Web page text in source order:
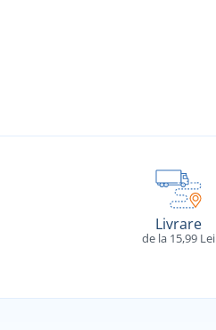
Livrare
de la 15,99 Lei